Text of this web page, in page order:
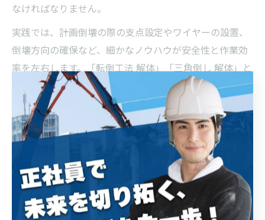
なければなりません。
実践では、計画倒壊の際の支点設定やワイヤーの設置、
倒壊方向の確保など、細かなノウハウが安全性と作業効
率を左右します。「転倒工法 解体」「三角倒し 解体」と
いったキーワードで最新事例を調査し、現場での応用力
を高めることも推奨されます。
構造別に見る解体工法の選び方と注意点
建物の構造によって最適な解体工法は大きく異なりま
す。木造であれば手壊しや小型重機による分別解体が主
流で、鉄骨造や鉄筋コンクリート造の場合は重機解体や
転倒工法が選択されることが多いです。